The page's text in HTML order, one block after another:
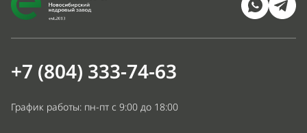
+7 (804) 333-74-63
График работы: пн-пт с 9:00 до 18:00